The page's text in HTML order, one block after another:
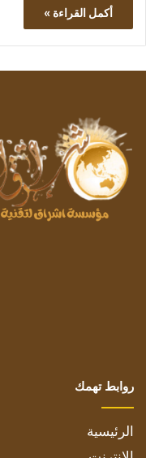
أكمل القراءة »
روابط تهمك
الرئيسية